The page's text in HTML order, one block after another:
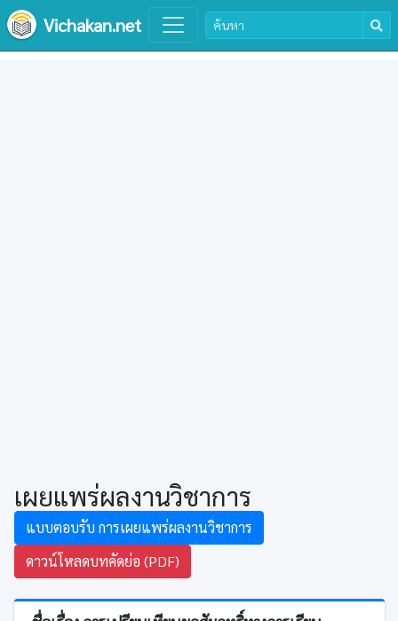
Vichakan.net
เผยแพร่ผลงานวิชาการ
แบบตอบรับ การเผยแพร่ผลงานวิชาการ
ดาวน์โหลดบทคัดย่อ (PDF)